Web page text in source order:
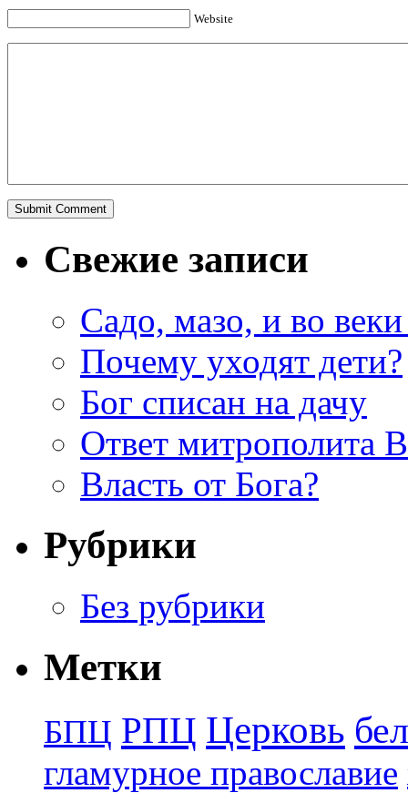
Website
Свежие записи
Садо, мазо, и во веки
Почему уходят дети?
Бог списан на дачу
Ответ митрополита
Власть от Бога?
Рубрики
Без рубрики
Метки
БПЦ РПЦ Церковь
гламурное православие